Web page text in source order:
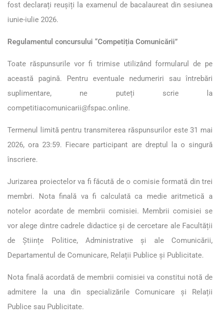
fost declarați reușiți la examenul de bacalaureat din sesiunea
iunie-iulie 2026.
Regulamentul concursului “Competiția Comunicării”
Toate răspunsurile vor fi trimise utilizând formularul de pe
această pagină. Pentru eventuale nedumeriri sau întrebări
suplimentare, ne puteți scrie la
competitiacomunicarii@fspac.online.
Termenul limită pentru transmiterea răspunsurilor este 31 mai
2026, ora 23:59. Fiecare participant are dreptul la o singură
înscriere.
Jurizarea proiectelor va fi făcută de o comisie formată din trei
membri. Nota finală va fi calculată ca medie aritmetică a
notelor acordate de membrii comisiei. Membrii comisiei se
vor alege dintre cadrele didactice și de cercetare ale Facultății
de Științe Politice, Administrative și ale Comunicării,
Departamentul de Comunicare, Relații Publice și Publicitate.
Nota finală acordată de membrii comisiei va constitui notă de
admitere la una din specializările Comunicare și Relații
Publice sau Publicitate.